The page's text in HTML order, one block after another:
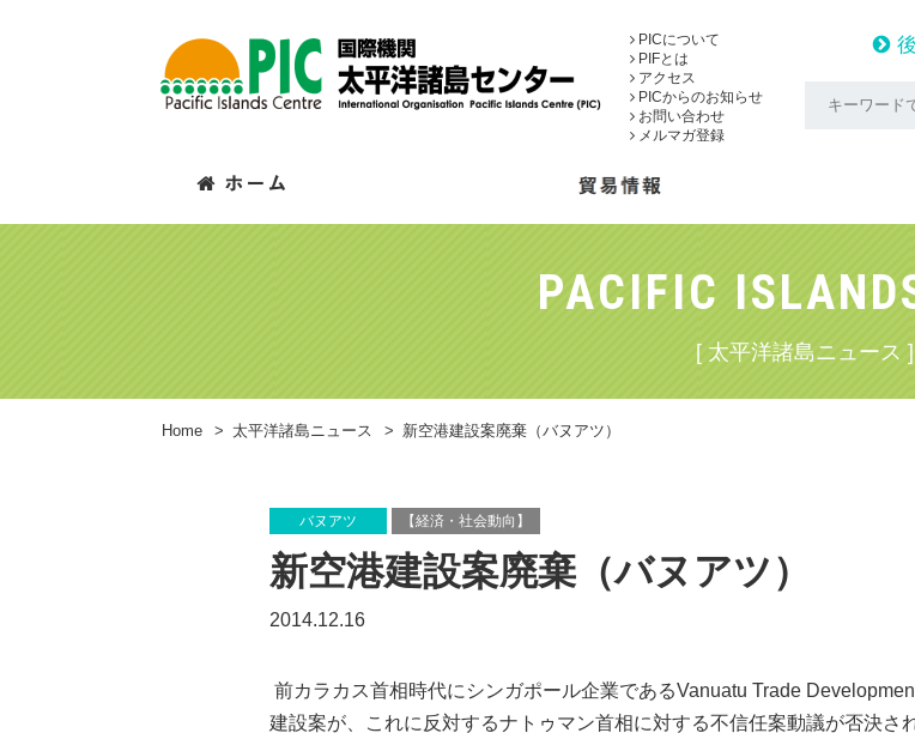
PICについて
PIFとは
アクセス
PICからのお知らせ
お問い合わせ
メルマガ登録
PACIFIC
[ 太平洋諸島ニュース ]
Home > 太平洋諸島ニュース > 新空港建設案廃棄（バヌアツ）
バヌアツ 【経済・社会動向】
新空港建設案廃棄（バヌアツ）
2014.12.16
前カラカス首相時代にシンガポール企業であるVanuatu Trade
建設案が、これに反対するナトゥマン首相に対する不信任案動議が否決さ